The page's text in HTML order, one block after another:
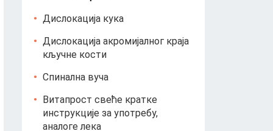
Дислокација кука
Дислокација акромијалног краја
кључне кости
Спинална вуча
Витапрост свеће кратке
инструкције за употребу,
аналоге лека